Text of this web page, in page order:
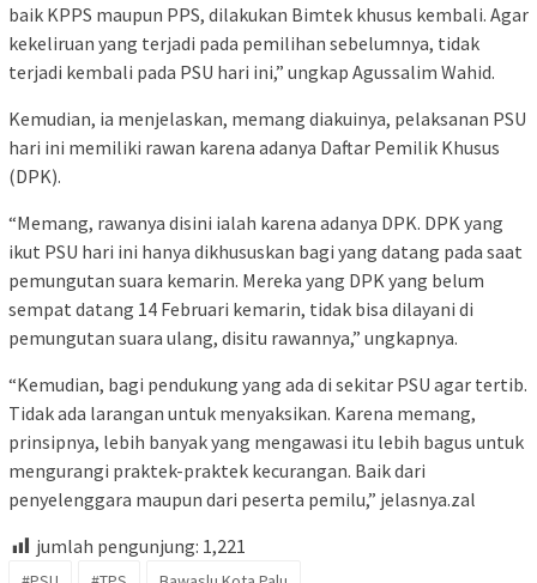
baik KPPS maupun PPS, dilakukan Bimtek khusus kembali. Agar
kekeliruan yang terjadi pada pemilihan sebelumnya, tidak
terjadi kembali pada PSU hari ini,” ungkap Agussalim Wahid.
Kemudian, ia menjelaskan, memang diakuinya, pelaksanan PSU
hari ini memiliki rawan karena adanya Daftar Pemilik Khusus
(DPK).
“Memang, rawanya disini ialah karena adanya DPK. DPK yang
ikut PSU hari ini hanya dikhususkan bagi yang datang pada saat
pemungutan suara kemarin. Mereka yang DPK yang belum
sempat datang 14 Februari kemarin, tidak bisa dilayani di
pemungutan suara ulang, disitu rawannya,” ungkapnya.
“Kemudian, bagi pendukung yang ada di sekitar PSU agar tertib.
Tidak ada larangan untuk menyaksikan. Karena memang,
prinsipnya, lebih banyak yang mengawasi itu lebih bagus untuk
mengurangi praktek-praktek kecurangan. Baik dari
penyelenggara maupun dari peserta pemilu,” jelasnya.zal
jumlah pengunjung: 1,221